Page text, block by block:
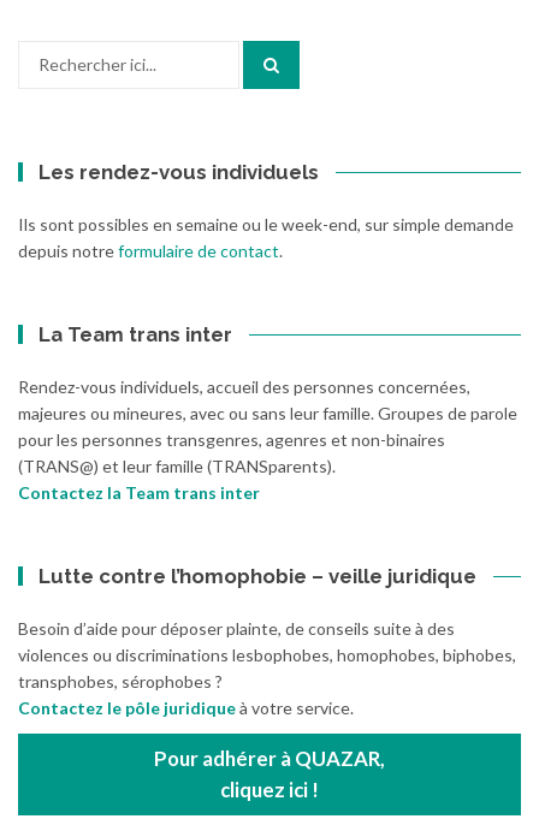
Les rendez-vous individuels
Ils sont possibles en semaine ou le week-end, sur simple demande
depuis notreformulaire de contact.
La Team trans inter
Rendez-vous individuels, accueil des personnes concernées,
majeures ou mineures, avec ou sans leur famille. Groupes de parole
pour les personnes transgenres, agenres et non-binaires
(TRANS@) et leur famille (TRANSparents).
Contactez la Team trans inter
Lutte contre l’homophobie – veille juridique
Besoin d’aide pour déposer plainte, de conseils suite à des
violences ou discriminations lesbophobes, homophobes, biphobes,
transphobes, sérophobes ?
Contactez le pôle juridiqueà votre service.
Pour adhérer à QUAZAR,
cliquez ici !